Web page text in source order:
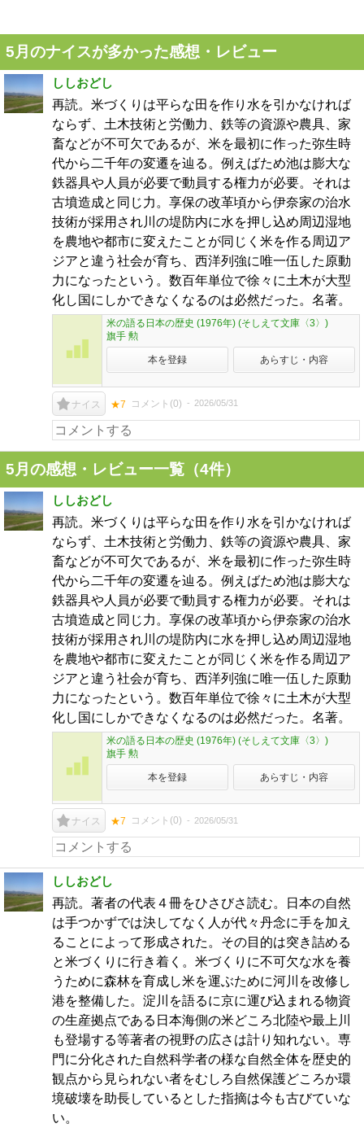
5月のナイスが多かった感想・レビュー
ししおどし
再読。米づくりは平らな田を作り水を引かなければ
ならず、土木技術と労働力、鉄等の資源や農具、家
畜などが不可欠であるが、米を最初に作った弥生時
代から二千年の変遷を辿る。例えばため池は膨大な
鉄器具や人員が必要で動員する権力が必要。それは
古墳造成と同じ力。享保の改革頃から伊奈家の治水
技術が採用され川の堤防内に水を押し込め周辺湿地
を農地や都市に変えたことが同じく米を作る周辺ア
ジアと違う社会が育ち、西洋列強に唯一伍した原動
力になったという。数百年単位で徐々に土木が大型
化し国にしかできなくなるのは必然だった。名著。
米の語る日本の歴史 (1976年) (そしえて文庫〈3〉)
旗手 勲
本を登録 あらすじ・内容
ナイス ★7 コメント(0) 2026/05/31
5月の感想・レビュー一覧（4件）
ししおどし
再読。米づくりは平らな田を作り水を引かなければ
ならず、土木技術と労働力、鉄等の資源や農具、家
畜などが不可欠であるが、米を最初に作った弥生時
代から二千年の変遷を辿る。例えばため池は膨大な
鉄器具や人員が必要で動員する権力が必要。それは
古墳造成と同じ力。享保の改革頃から伊奈家の治水
技術が採用され川の堤防内に水を押し込め周辺湿地
を農地や都市に変えたことが同じく米を作る周辺ア
ジアと違う社会が育ち、西洋列強に唯一伍した原動
力になったという。数百年単位で徐々に土木が大型
化し国にしかできなくなるのは必然だった。名著。
米の語る日本の歴史 (1976年) (そしえて文庫〈3〉)
旗手 勲
本を登録 あらすじ・内容
ナイス ★7 コメント(0) 2026/05/31
ししおどし
再読。著者の代表４冊をひさびさ読む。日本の自然
は手つかずでは決してなく人が代々丹念に手を加え
ることによって形成された。その目的は突き詰める
と米づくりに行き着く。米づくりに不可欠な水を養
うために森林を育成し米を運ぶために河川を改修し
港を整備した。淀川を語るに京に運び込まれる物資
の生産拠点である日本海側の米どころ北陸や最上川
も登場する等著者の視野の広さは計り知れない。専
門に分化された自然科学者の様な自然全体を歴史的
観点から見られない者をむしろ自然保護どころか環
境破壊を助長しているとした指摘は今も古びていな
い。